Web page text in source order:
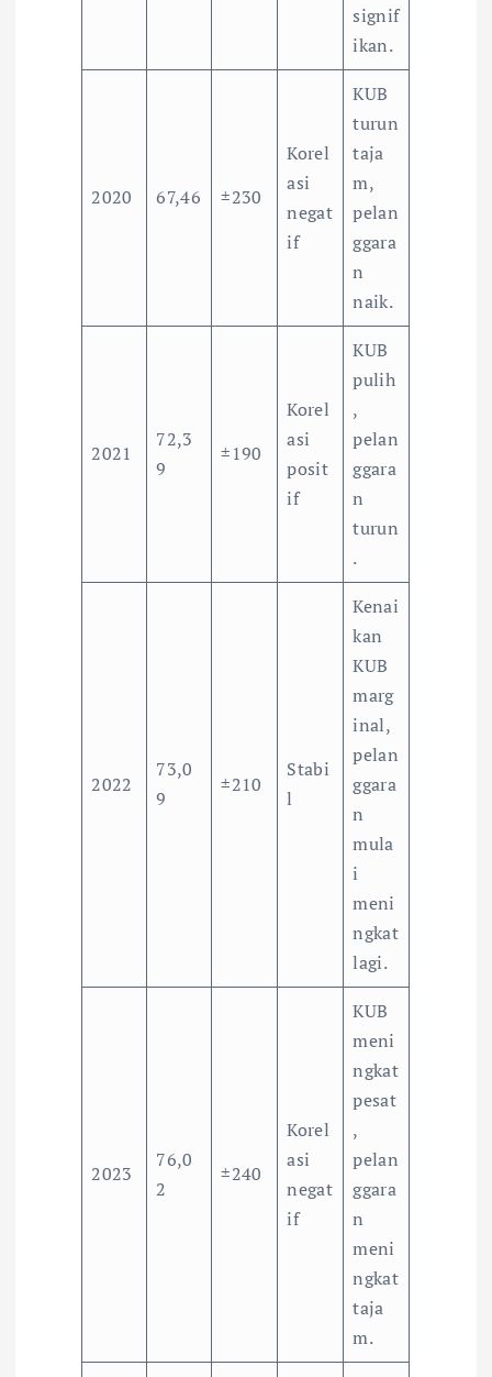
signif
ikan.
2020 67,46 ±230
Korel
asi
negat
if
KUB
turun
taja
m,
pelan
ggara
n
naik.
2021
72,3
9
±190
Korel
asi
posit
if
KUB
pulih
,
pelan
ggara
n
turun
.
2022
73,0
9
±210
Stabi
l
Kenai
kan
KUB
marg
inal,
pelan
ggara
n
mula
i
meni
ngkat
lagi.
2023
76,0
2
±240
Korel
asi
negat
if
KUB
meni
ngkat
pesat
,
pelan
ggara
n
meni
ngkat
taja
m.